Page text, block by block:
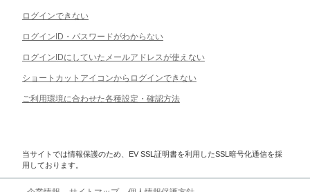
ログインできない
ログインID・パスワードがわからない
ログインIDにしていたメールアドレスが使えない
ショートカットアイコンからログインできない
ご利用環境に合わせた各種設定・確認方法
当サイトでは情報保護のため、EV SSL証明書を利用したSSL暗号化通信を採
用しております。